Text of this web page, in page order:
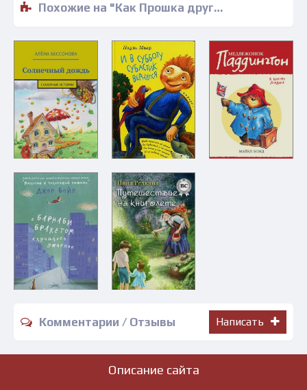
Похожие на "Как Прошка друга искал и другие сказки - Леонид Завальнюк" книги читать бесплатно полные версии
Комментарии / Отзывы Написать
Описание сайта